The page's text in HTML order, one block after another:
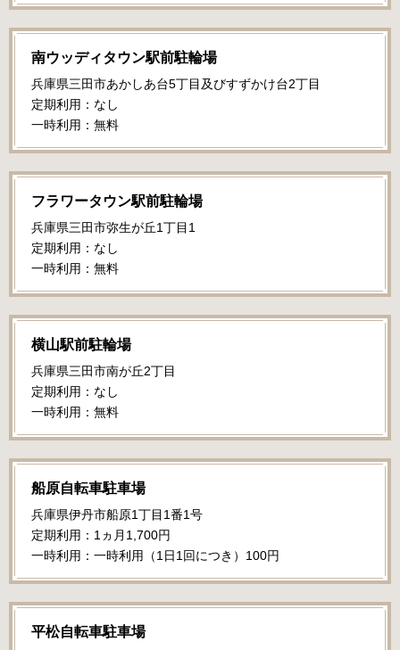
南ウッディタウン駅前駐輪場
兵庫県三田市あかしあ台5丁目及びすずかけ台2丁目
定期利用：なし
一時利用：無料
フラワータウン駅前駐輪場
兵庫県三田市弥生が丘1丁目1
定期利用：なし
一時利用：無料
横山駅前駐輪場
兵庫県三田市南が丘2丁目
定期利用：なし
一時利用：無料
船原自転車駐車場
兵庫県伊丹市船原1丁目1番1号
定期利用：1ヵ月1,700円
一時利用：一時利用（1日1回につき）100円
平松自転車駐車場